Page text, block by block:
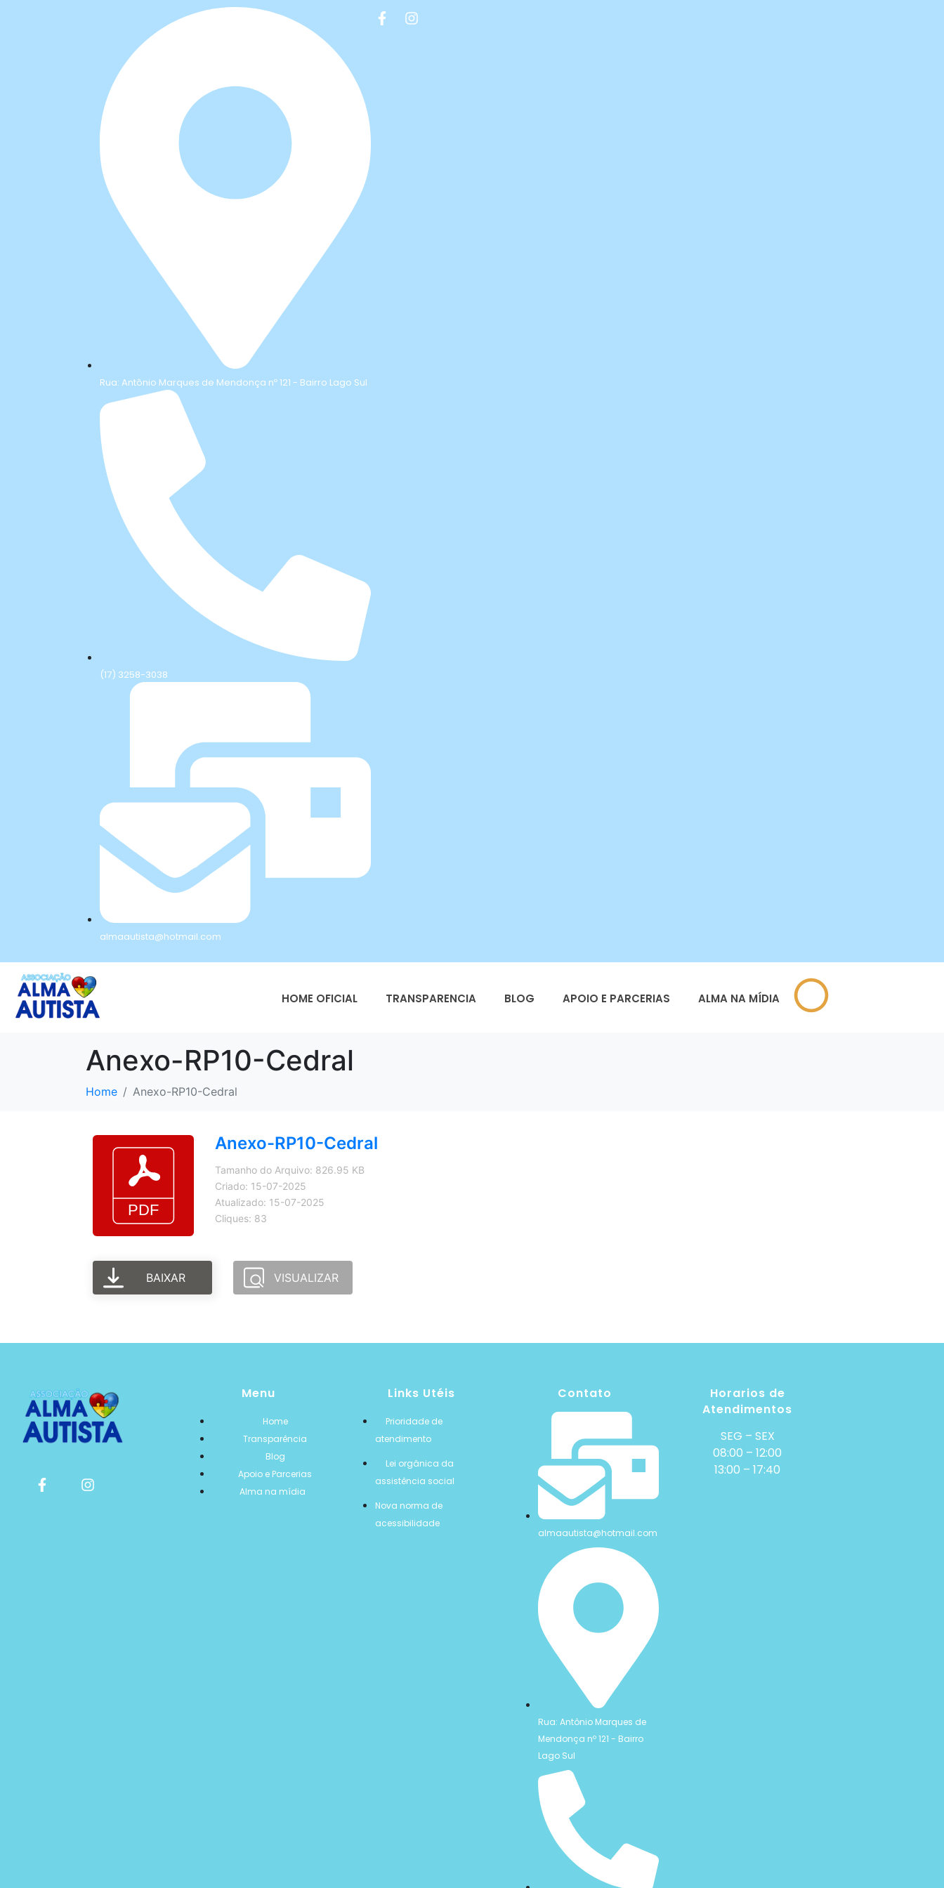
Rua: Antônio Marques de Mendonça nº 121 - Bairro Lago Sul
(17) 3258-3038
almaautista@hotmail.com
HOME OFICIAL TRANSPARENCIA BLOG APOIO E PARCERIAS ALMA NA MÍDIA
Anexo-RP10-Cedral
Home Anexo-RP10-Cedral
Anexo-RP10-Cedral
Tamanho do Arquivo: 826.95 KB
Criado: 15-07-2025
Atualizado: 15-07-2025
Cliques: 83
BAIXAR VISUALIZAR
Menu
Home
Transparência
Blog
Apoio e Parcerias
Alma na mídia
Links Utéis
Prioridade de
atendimento
Lei orgânica da
assistência social
Nova norma de
acessibilidade
Contato
almaautista@hotmail.com
Rua: Antônio Marques de
Mendonça nº 121 - Bairro
Lago Sul
Horarios de
Atendimentos
SEG – SEX
08:00 – 12:00
13:00 – 17:40